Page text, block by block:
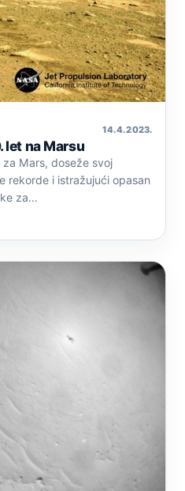
14. 4. 2023.
let na Marsu
Mars, doseže svoj
rekorde i istražujući opasan
za…